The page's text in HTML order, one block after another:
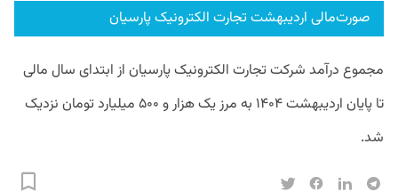
صورت‌مالی اردیبهشت تجارت الکترونیک پارسیان
مجموع درآمد شرکت تجارت الکترونیک پارسیان از ابتدای سال مالی
تا پایان اردیبهشت ۱۴۰۴ به مرز یک هزار و ۵۰۰ میلیارد تومان نزدیک
شد.